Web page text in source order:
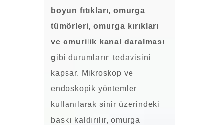
boyun fıtıkları, omurga
tümörleri, omurga kırıkları
ve omurilik kanal daralması
gibi durumların tedavisini
kapsar. Mikroskop ve
endoskopik yöntemler
kullanılarak sinir üzerindeki
baskı kaldırılır, omurga